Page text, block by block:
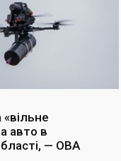
авто в
— ОВА